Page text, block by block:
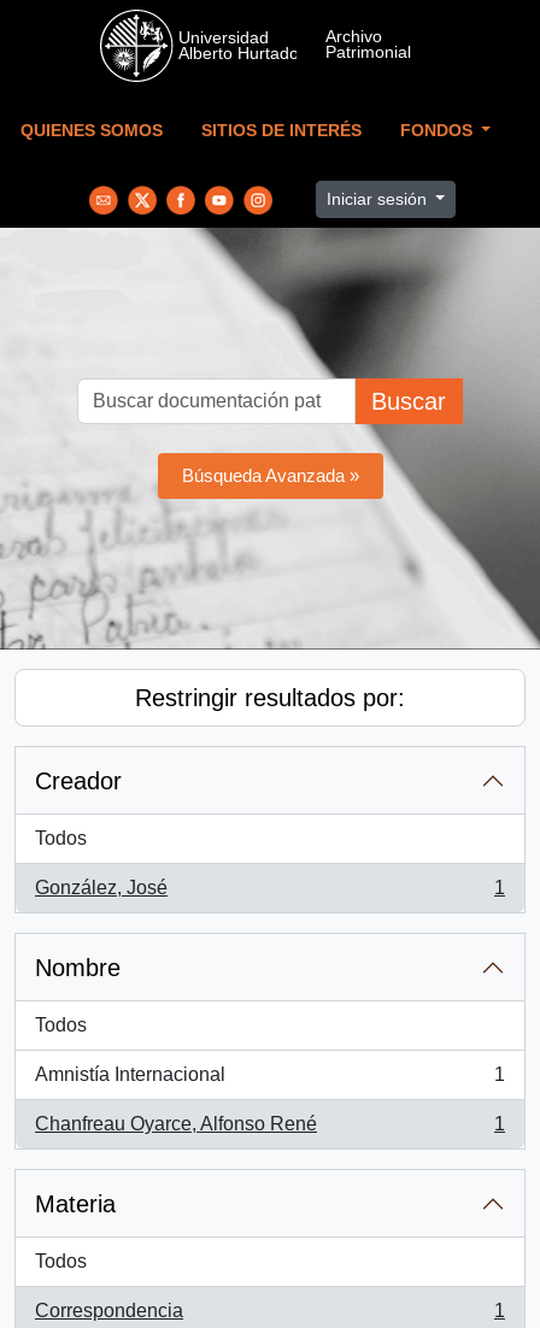
Skip to main content
QUIENES SOMOS SITIOS DE INTERÉS FONDOS
Iniciar sesión
Buscar
Búsqueda Avanzada »
Restringir resultados por:
Creador
Todos
González, José
, 1 resultados
1
Nombre
Todos
Amnistía Internacional
, 1 resultados
1
Chanfreau Oyarce, Alfonso René
, 1 resultados
1
Materia
Todos
Correspondencia
, 1 resultados
1